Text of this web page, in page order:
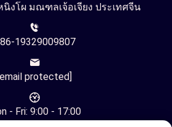
นิงโผ มณฑลเจ้อเจียง ประเทศจีน
19329009807
protected]
- Fri: 9:00 - 17:00